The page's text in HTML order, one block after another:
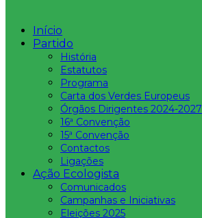
Início
Partido
História
Estatutos
Programa
Carta dos Verdes Europeus
Órgãos Dirigentes 2024-2027
16ª Convenção
15ª Convenção
Contactos
Ligações
Ação Ecologista
Comunicados
Campanhas e Iniciativas
Eleições 2025